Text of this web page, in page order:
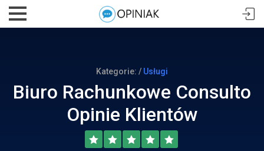
Kategorie: / Usługi
Biuro Rachunkowe Consulto
Opinie Klientów